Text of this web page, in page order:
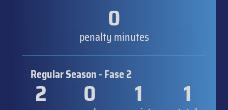
0
penalty minutes
Regular Season - Fase 2
2 0 1 1